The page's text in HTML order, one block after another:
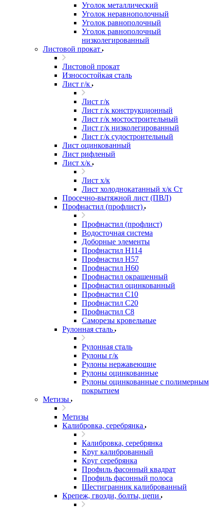
Уголок металлический
Уголок неравнополочный
Уголок равнополочный
Уголок равнополочный
низколегированный
Листовой прокат
Листовой прокат
Износостойкая сталь
Лист г/к
Лист г/к
Лист г/к конструкционный
Лист г/к мостостроительный
Лист г/к низколегированный
Лист г/к судостроительный
Лист оцинкованный
Лист рифленый
Лист х/к
Лист х/к
Лист холоднокатанный х/к Ст
Просечно-вытяжной лист (ПВЛ)
Профнастил (профлист)
Профнастил (профлист)
Водосточная система
Доборные элементы
Профнастил Н114
Профнастил Н57
Профнастил Н60
Профнастил окрашенный
Профнастил оцинкованный
Профнастил С10
Профнастил С20
Профнастил С8
Саморезы кровельные
Рулонная сталь
Рулонная сталь
Рулоны г/к
Рулоны нержавеющие
Рулоны оцинкованные
Рулоны оцинкованные с полимерным
покрытием
Метизы
Метизы
Калибровка, серебрянка
Калибровка, серебрянка
Круг калиброванный
Круг серебрянка
Профиль фасонный квадрат
Профиль фасонный полоса
Шестигранник калиброванный
Крепеж, гвозди, болты, цепи